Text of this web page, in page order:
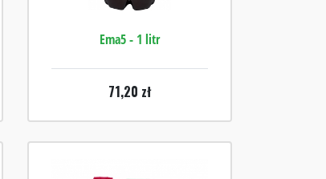
Ema5 - 1 litr
71,20 zł